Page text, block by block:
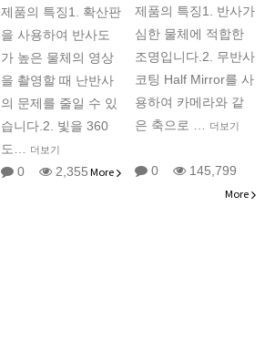
제품의 특징1. 확산판
을 사용하여 반사도
가 높은 물체의 영상
을 촬영할 때 난반사
의 문제를 줄일 수 있
습니다.2. 빛을 360
도…
더보기
0 2,355 More
제품의 특징1. 반사가
심한 물체에 적합한
조명입니다.2. 무반사
코팅 Half Mirror를 사
용하여 카메라와 같
은 축으로 …
더보기
0
145,799
More